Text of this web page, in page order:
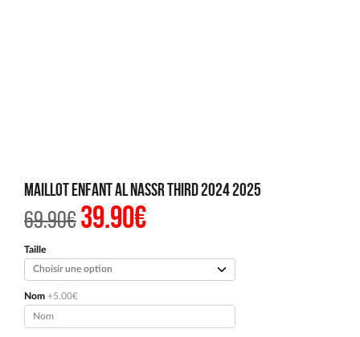
Maillot Enfant Al Nassr Third 2024 2025
69.90€Le
prix
était :
69.90€.
39.90€Le
prix
est :
39.90€.
Taille
Nom +5.00€